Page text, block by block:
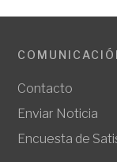
Contacto
Enviar Noticia
Encuesta de